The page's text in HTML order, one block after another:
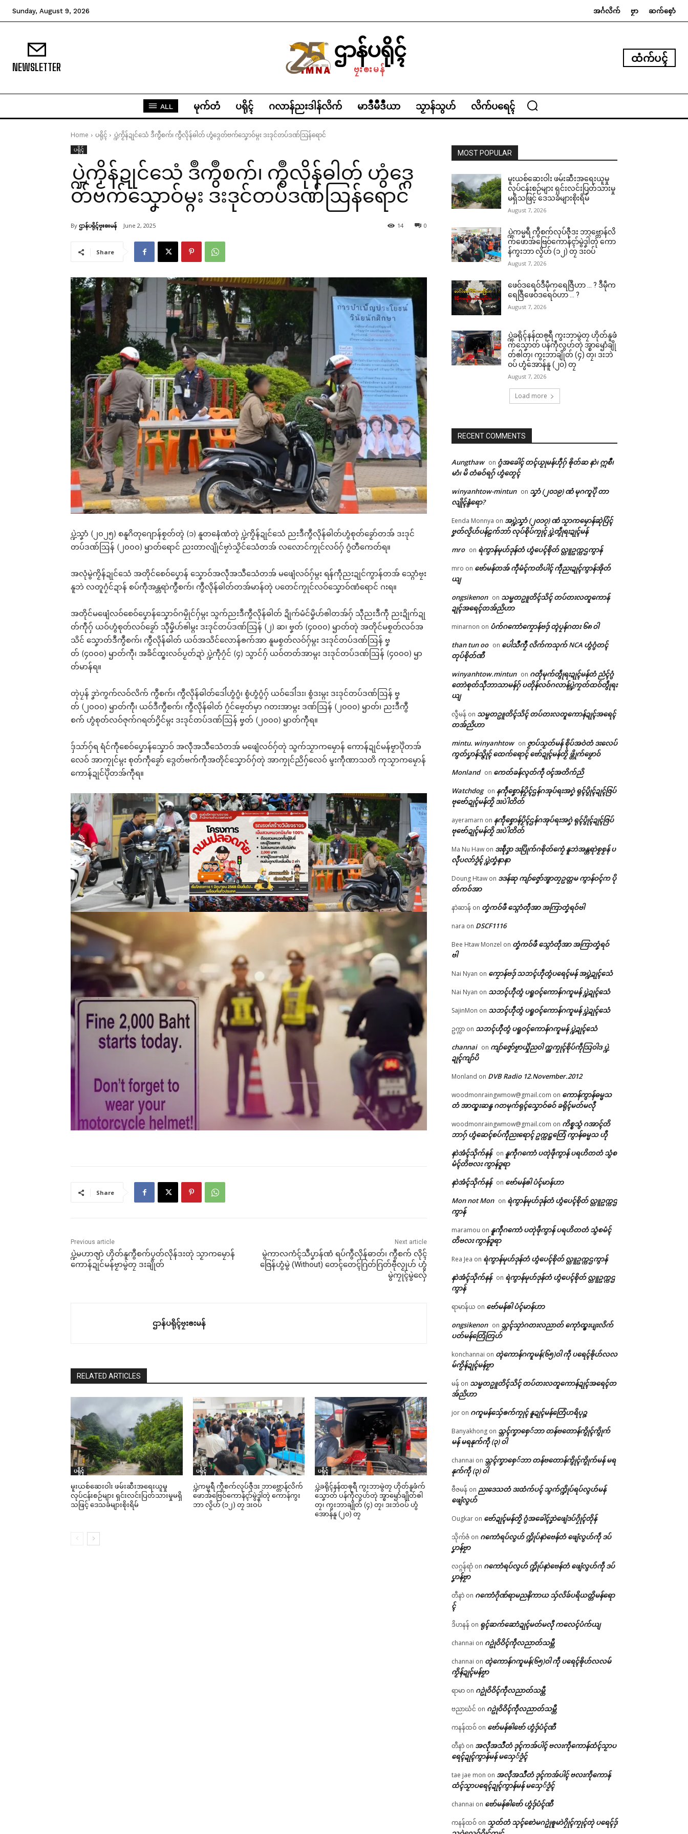
ဌာန်ပရိုၚ်ဗၠးၜးမန်
ပရိုၚ်လက္ကရဴအိုတ်
🏛 လညာတ်ပါ်ပဲါ
ညးဒါန်လိက်
ဗွဳဒဳယဵု
ကေတ်အဆက်
© ဌာန်ပရိုၚ်ဗၠးၜးမန်
Related
ဒပ်ဗၠာဲသၟိင်သေံ ပ္တိတ်လဝ်
စေဝ်ပၞောန်ဒဳကွဳစက်၊ ကွဳလို
န်ဓါတ် (၁၀) တင်နွံ
April 2, 2026
In "ပရိုၚ်"
အတိုင်သၞောတ်ရာန်ကၠေင်
ကမ္မယှေန်ပၞာန် ပတိတ်လ
ဝ်တၟိဏံမ္ဂး ကွဳစက်၊ ကွဳလိုန်
ဓာတ် လိုင်ဇြေန်ဟွံမွဲတအ်
သွက်ဂွံဒှ်ခက်ခုဲနွံ
March 27, 2026
In "ပရိုၚ်"
အစဳဇန် ထိင်ဒဝ်သုင်စောဲ
ကၠေင်စက်ဂှ် လလအ်ဒဵုအ
ခိင်လဵုဏီရော …
March 20, 2026
In "ပရိုၚ်"
Sunday, August 9, 2026 အၚ်္ဂလိက် ဗၟာ ဆက်စၠောံ
NEWSLETTER
ဌာန်ပရိုၚ်
ဗၠးၜးမန်
ထံက်ပၚ်
ALL မုက်တံ ပရိုၚ် ဂလာန်ညးဒါန်လိက် မာဒဳမဳဒဳယာ သၟာန်သွဟ် လိက်ပရေၚ်
Home ပရိုၚ် ပ္ဍဲကၟိန်ဍုင်သေံ ဒဳကွဳစက်၊ ကွဳလိုန်ဓါတ် ဟွံဒ္ဂေတ်ဗက်သၞောဝ်မ္ဂး ဒးဒုင်တပ်ဒဏ်ဩန်ရောင်
ပရိုၚ်
ပ္ဍဲကၟိန်ဍုင်သေံ ဒဳကွဳစက်၊ ကွဳလိုန်ဓါတ် ဟွံဒ္ဂေ
တ်ဗက်သၞောဝ်မ္ဂး ဒးဒုင်တပ်ဒဏ်ဩန်ရောင်
By ဌာန်ပရိုၚ်ဗၠးၜးမန် June 2, 2025 0
14
Share
ပ္ဍဲသၞာံ (၂၀၂၅) စနူဂိတုဂျောန်စၟတ်တ္ၚဲ (၁) နူတနေံဏံတုဲ ပ္ဍဲကၟိန်ဍုင်သေံ ညးဒဳကွဳလိုန်ဓါတ်ဟွံစုတ်ခၟော်တအ် ဒးဒုင်
တပ်ဒဏ်ဩန် (၂၀၀၀) ၝာတ်ရောင် ညးတာလျိုင်ဗၠာဲသၟိင်သေံတအ် လလောင်ကၠုင်လဝ်ဂှ် ဂွံတီကေတ်ရ။
အလုံမွဲကၟိန်ဍုင်သေံ အတိုင်စေဝ်ပၞောန် သၞောဝ်အလဵုအသဳသေံတအ် မဖျေံလဝ်ဂှ်မ္ဂး ရန်ကဵုညးဍုင်ကွာန်တအ် သ္ဂောံဗၠး
နူဘဲ လတူဂၠံင်ဍာန် စပ်ကဵုအန္တရာဲကွဳစက်၊ ကွဳလိုန်ဓါတ်တအ်မာန်တုဲ ပတေင်ကၠုင်လဝ်သၞောဝ်ဏံရောင် ဂးရ။
အတိုင်မဖျေံလဝ်စေဝ်ပၞောန်သၞောဝ်ဂမၠိုင်ဂှ်မ္ဂး သွက်ညးဒဳကွဳလိုန်ဓါတ် ဍိုက်မံင်မၞိဟ်ၜါတအ်ဂှ် သီုညးဒဳကီု ညးဍိုက်ဍု
တ်ကီုဂှ် ယဝ်ဟွံစုတ်လဝ်ခၟော် သီုမၞိဟ်ၜါမ္ဂး ဒးဒုင်တပ်ဒဏ်ဩန် (၂) ဆ၊ ဗၞတ် (၄၀၀၀) ၝာတ်တုဲ အတိုင်မစၟတ်လဝ်အ
သိင် သၞောတ်ဒဳကွဳစက်၊ ကွဳလိုန်ဓါတ် ယဝ်အသိင်လောန်ၜက်အာ နူမစၟတ်လဝ်ဂှ်မ္ဂး ဒးဒုင်တပ်ဒဏ်ဩန် ဗၞ
တ် (၄၀၀၀) ၝာတ်ကီု၊ အခိင်ထ္ၜးလဝ်ပၟတ်ဍာဲ ပ္ဍဲကဵုဂၠံင် (၄) သွာင်ဂှ် ယဝ်တတ်အာမ္ဂး ဒးဒုင်တပ်ဒဏ်ဩန် (၄၀၀၀) ၝာ
တ်မာန်ရ။
တုဲပၠန် ဒၞာဲကွက်လဝ်လိက် ကွဳစက်၊ ကွဳလိုန်ဓါတ်ဒေါံဟွံဂွံ၊ စွံဟွံဂွံဂှ် ယဝ်ဒေါံဒး၊ စွံဒးမ္ဂး ဒးဒုင်တပ်ဒဏ်ဩန် ဗၞ
တ် (၂၀၀၀) ၝာတ်ကီု၊ ယဝ်ဒဳကွဳစက်၊ ကွဳလိုန်ဓါတ် ဂၠံင်ဗၠေတ်မှာ ဂတးအာမ္ဂး ဒဏ်ဩန် (၂၀၀၀) ၝာတ်၊ ညးဒဳကွဳ
စက် ဟွံစုတ်လဝ်ဇုက်ဂရတ်ဂၞိင်မ္ဂး ဒးဒုင်တပ်ဒဏ်ဩန် ဗၞတ် (၂၀၀၀) ၝာတ်ကီုရ။
ဒှ်သာ်ဂှ်ရ ရံင်ကဵုစေဝ်ပၞောန်သၞောဝ် အလဵုအသဳသေံတအ် မဖျေံလဝ်ဂှ်တုဲ သွက်သၟာကမၠောန် ကောန်ဍုင်မန်ဗၟာပိုဲတအ်
လေဝ် အာကၠုင်မ္ဂး စုတ်ကဵုခၟော် ဒ္ဂေတ်ဗက်ကဵုအတိုင်သၞောဝ်ဂှ်တုဲ အာကၠုင်ညိဂှ်လေဝ် မ္ဒးကဵုဏာသတိ ကုသၟာကမၠောန်
ကောန်ဍုင်ပိုဲတအ်ကီုရ။
Share
Previous article
ပ္ဍဲမဟာၛာဲ ဟိုတ်နူကွဳစက်ပၟတ်လိုန်ဒးတုဲ သၟာကမၠောန်
ကောန်ဍုင်မန်ဗၟာမွဲတၠ ဒးချိုတ်
Next article
မွဲကာလကံၚ်သဳပၞာန်ဏံ ရပ်ကွဳလိုန်ဓာတ်၊ ကွဳစက် လိုၚ်
ဇြေန်ဟွံမွဲ (Without) တေၚ်တေၚ်ဂြတ်ဂြတ်ဗီုလၟုဟ် ဟွံ
မွဲကၠုၚ်မွဲလှ်ေ
ဌာန်ပရိုၚ်ဗၠးၜးမန်
RELATED ARTICLES
ပရိုၚ်
မူးယစ်ဆေးဝါး ဖမ်းဆီးအရေးယူမှု
လုပ်ငန်းစဉ်များ ရှင်းလင်းပြတ်သားမှုမရှိ
သဖြင့် ဒေသခံများစိုးရိမ်
ပရိုၚ်
ပ္ဍဲကမ္မရဳ ကွဳစက်လုပ်ဇီုဒး ဘာဗ္တောန်လိက်
ဖောအ်ဗြေဝ်ကောန်ၚာ်မွဲဒၞါဲတုဲ ကောန်ကွး
ဘာ လၟိဟ် (၁၂) တၠ ဒးဝပ်
ပရိုၚ်
ပ္ဍဲခရိုၚ်နန်ထၜုရဳ ကွးဘာမွဲတၠ ဟိုတ်နူဖံက်
သၞောတ် ပန်ကဵုလွဟ်တုဲ အ္စာၝောံချိုတ်ၜါ
တၠ၊ ကွးဘာချိုတ် (၄) တၠ၊ ဒးဘဲဝပ် ဟွံ
အောန်နူ (၂၀) တၠ
MOST POPULAR
မူးယစ်ဆေးဝါး ဖမ်းဆီးအရေးယူမှု
လုပ်ငန်းစဉ်များ ရှင်းလင်းပြတ်သားမှု
မရှိသဖြင့် ဒေသခံများစိုးရိမ်
August 7, 2026
ပ္ဍဲကမ္မရဳ ကွဳစက်လုပ်ဇီုဒး ဘာဗ္တောန်လိ
က်ဖောအ်ဗြေဝ်ကောန်ၚာ်မွဲဒၞါဲတုဲ ကော
န်ကွးဘာ လၟိဟ် (၁၂) တၠ ဒးဝပ်
August 7, 2026
ဖေဝ်ဒရေဝ်ဒဳမဵုကရေဇြဳဟာ … ? ဒဳမဵုက
ရေဇြဳဖေဝ်ဒရေဝ်ဟာ … ?
August 7, 2026
ပ္ဍဲခရိုၚ်နန်ထၜုရဳ ကွးဘာမွဲတၠ ဟိုတ်နူဖံ
က်သၞောတ် ပန်ကဵုလွဟ်တုဲ အ္စာၝောံချို
တ်ၜါတၠ၊ ကွးဘာချိုတ် (၄) တၠ၊ ဒးဘဲ
ဝပ် ဟွံအောန်နူ (၂၀) တၠ
August 7, 2026
Load more
RECENT COMMENTS
Aungthaw on ဂွံအခေါၚ် တၚ်ယၟုမန်ဟီုဂှ် ၜိုတ်ဆ နာဲ၊ ဣစဳ၊
မာံ၊ မိ တံဓဝ်ရဂှ် ဟွံတၟေၚ်
winyanhtow-mintun on သၞာံ (၂၀၁၉) ဏံ မုဂကူပိုဲ တာ
လျိုၚ်နွံရော?
Eenda Monnya on အပ္ဍဲသၞာံ (၂၀၁၇) ဏံ သၟာကမၠောန်ဆုဲပြံၚ်
ဗၞတ်လၟိဟ်ပန်ဠက်ဘာ် လုပ်စိုပ်ကၠုၚ် ပ္ဍဲတွဵုရးဍုၚ်မန်
mro on ရဲကွာန်မုဟ်ဒုန်တံ ဟွံပေၚ်စိုတ် လ္တူဥက္ကဌကွာန်
mro on ဗော်မန်တအ် ကဵုမံၚ်ကတိပါၚ် ကဵုညးဍုၚ်ကွာန်အိုတ်
ယျ
ongsikenon on သမ္မတဥူတိၚ်သိၚ် တပ်တးလတူကောန်
ဍုၚ်အရေၚ်တအ်ညိဟာ
minarnon on ပံက်ဂကောံကၠောန်ဗဒှ် တ္ၚဲပၠန်ဂတး ၆၈ ဝါ
than tun oo on ပေါဲသဳကၠဳ လိက်ကသုက် NCA ဟွံဂွံတၚ်
တုပ်စိုတ်ဏီ
winyanhtow.mintun on ဂတဵုမုက်တွဵုရးဍုၚ်မန်တံ ညံၚ်ဂွံ
တောဲစုတ်သီုဘာသာမန်ဂှ် ပတိုန်လဝ်ဂလာန်ပ္ဍဲကၠတ်ထဝ်တွဵုရး
ယျ
လွီမန် on သမ္မတဥူတိၚ်သိၚ် တပ်တးလတူကောန်ဍုၚ်အရေၚ်
တအ်ညိဟာ
mintu. winyanhtow on ဇၟာပ်သၟတ်မန် စိုပ်အဝဲတံ ဒးလေပ်
ကွတ်ပၞာန်သ္ဇိုၚ် ထေက်ရောၚ် ဗော်ဍုၚ်မန်တၟိ ဖ္တိုက်ဖၟောဝ်
Monland on ကေတ်ခန်လ္ၚတ်ကဵု ၀ၚ်အတိက်ညိ
Watchdog on နကဵုစၞောန်ပၟိၚ်ဌန်ဂအုပ်ရးအဂၞဲ ရုၚ်ပွိုၚ်ဍုၚ်ဇြပ်
ဗုဗော်ဍုၚ်မန်တၟိ ဒးပဲါတိတ်
ayeramarn on နကဵုစၞောန်ပၟိၚ်ဌန်ဂအုပ်ရးအဂၞဲ ရုၚ်ပွိုၚ်ဍုၚ်ဇြပ်
ဗုဗော်ဍုၚ်မန်တၟိ ဒးပဲါတိတ်
Ma Nu Haw on ဒးစဵုဒၞာ ဒးပြိုက်ဂစိုတ်ကၠေံ နူဘဲအန္တရာဲစၟစၟန် ပ
လီုပလာ်ဒၟံၚ် ပ္ဍဲတၞံနာနာ
Doung Htaw on ဒဒန်ဆု ကျာ်ဇၞော်အ္စာတၠဥတ္တမ ကွာန်ဝၚ်က ပို
တ်ကဝ်အာ
နာဲဆာန် on တၞံကဝ်ဖီ သ္ဂောံတဵုအာ အကြာတၞံရဝ်ဗါ
nara on DSCF1116
Bee Htaw Monzel on တၞံကဝ်ဖီ သ္ဂောံတဵုအာ အကြာတၞံရဝ်
ဗါ
Nai Nyan on ကၠောန်ဗဒှ် သဘၚ်ဟီုတွံပရေၚ်မန် အပ္ဍဲဍုၚ်သေံ
Nai Nyan on သဘၚ်ဟီုတွံ ပရူဝၚ်ကောန်ဂကူမန် ပ္ဍဲဍုၚ်သေံ
SajinMon on သဘၚ်ဟီုတွံ ပရူဝၚ်ကောန်ဂကူမန် ပ္ဍဲဍုၚ်သေံ
ဥက္ကာ on သဘၚ်ဟီုတွံ ပရူဝၚ်ကောန်ဂကူမန် ပ္ဍဲဍုၚ်သေံ
channai on ကျာ်ဇၞော်ဗၟာယှိုဲညဝါ က္ညကၠုၚ်စိုပ်ကဵုသြဝါဒ ပ္ဍဲ
ဍုၚ်ကျာ်ပိ
Monland on DVB Radio 12.November.2012
woodmonraingwmow@gmail.com on ကောန်ကွာန်ဓမ္မသ
တံ အာထ္ၜးဆန္ဒ ဂတမုက်ရုၚ်သၞောဝ်ဓဝ် ခရိုၚ်မတ်မလီု
woodmonraingwmow@gmail.com on ကိစ္စသွံ ဂအာၚ်တိ
ဘာဂှ် ဟွံဆေၚ်စပ်ကဵုညးရောၚ် ဥက္ကဋ္ဌတြေံ ကွာန်ဓမ္မသ ဟီု
နာဲအံၚ်သိုက်နန် on နူကဵုဂကောံ ပတုဲဖဵုကွာန် ပရဟိတတံ သွံစ
မံၚ်တိဗလး ကွာန်ဒူရာ
နာဲအံၚ်သိုက်နန် on ဗော်မန်ၜါ ပံၚ်မာန်ဟာ
Mon not Mon on ရဲကွာန်မုဟ်ဒုန်တံ ဟွံပေၚ်စိုတ် လ္တူဥက္ကဌ
ကွာန်
maramou on နူကဵုဂကောံ ပတုဲဖဵုကွာန် ပရဟိတတံ သွံစမံၚ်
တိဗလး ကွာန်ဒူရာ
Rea Jea on ရဲကွာန်မုဟ်ဒုန်တံ ဟွံပေၚ်စိုတ် လ္တူဥက္ကဌကွာန်
နာဲအံၚ်သိုက်နန် on ရဲကွာန်မုဟ်ဒုန်တံ ဟွံပေၚ်စိုတ် လ္တူဥက္ကဌ
ကွာန်
ရာမာန်ယ on ဗော်မန်ၜါ ပံၚ်မာန်ဟာ
ongsikenon on သ္ဘၚ်သၠာဲဂတးလညာတ် ကေုာံထ္ၜးပျးလိက်
ပတ်မန်တြေံတြဟ်
konchannai on တ္ၚဲကောန်ဂကူမန်(၆၅)ဝါ ကဵု ပရေၚ်ၜိုဟ်လလ
မ်ကၟိန်ဍုၚ်မန်ဗၟာ
မန် on သမ္မတဥူတိၚ်သိၚ် တပ်တးလတူကောန်ဍုၚ်အရေၚ်တ
အ်ညိဟာ
jor on ဂကူမန်​သှ်ေၜက်ကၠုၚ် နူဍုၚ်မန်တြေံဟရိပုဉ္ဇ
Banyakhong on သ္ဘၚ်ကၞာစှေ်ဘာ တန်ဗတောန်ကွိုၚ်ကွိုက်
မန် မရနုက်ကဵု (၃) ဝါ
channai on သ္ဘၚ်ကၞာစှေ်ဘာ တန်ဗတောန်ကွိုၚ်ကွိုက်မန် မရ
နုက်ကဵု (၃) ဝါ
ဗီဇမန် on ညးဒေသတံ ဒးထံက်ပၚ် သွက်က္ဍိုပ်ရပ်လွဟ်မန်
ဖျေံလွဟ်
Ougkar on ဗော်ဍုၚ်မန်တၟိ ဂွံအခေါၚ်ဒၞာဲဖျေံဒပ်ဂၠိုၚ်တိုန်
သိုက်ဇံ on ဂကောံရပ်လွဟ် က္ဍိုပ်နာဲဗေန်တံ ဖျေံလွဟ်ကဵု ဒပ်
ပၞာန်ဗၟာ
လဂ္ဂန်ရာံ on ဂကောံရပ်လွဟ် က္ဍိုပ်နာဲဗေန်တံ ဖျေံလွဟ်ကဵု ဒပ်
ပၞာန်ဗၟာ
တီနာဲ on ဂကောံဂိုဏ်ရာမညနိကာယ သှ်လိခ်ပရိယတ္တိမန်ရော
ၚ်
ဒိဟနန် on ရုၚ်ဆက်ဆောံဍုၚ်မတ်မလီု ကလေၚ်ပံက်ယျ
channai on ဂဥုဲဝိဝိၚ်ကဵုလညာတ်သမ္တီ
channai on တ္ၚဲကောန်ဂကူမန်(၆၅)ဝါ ကဵု ပရေၚ်ၜိုဟ်လလမ်
ကၟိန်ဍုၚ်မန်ဗၟာ
ရာမာ on ဂဥုဲဝိဝိၚ်ကဵုလညာတ်သမ္တီ
ဗညာဃံင် on ဂဥုဲဝိဝိၚ်ကဵုလညာတ်သမ္တီ
ကနန်ထဝ် on ဗော်မန်ၜါဗော် ဟွံဒှ်ပံၚ်ဏီ
တီနာဲ on အလဵုအသဳတံ ဒုၚ်ကအ်ပါၚ် ဗလးကဵုကောန်ထံၚ်သၟာပ
ရေၚ်ဍုၚ်ကွာန်မန် မသှေ်ဒၟံၚ်
tae jae mon on အလဵုအသဳတံ ဒုၚ်ကအ်ပါၚ် ဗလးကဵုကောန်
ထံၚ်သၟာပရေၚ်ဍုၚ်ကွာန်မန် မသှေ်ဒၟံၚ်
channai on ဗော်မန်ၜါဗော် ဟွံဒှ်ပံၚ်ဏီ
ကနန်ထဝ် on သၟတ်တံ သုၚ်စောဲမဂဥုဲၜူမာဲဂၠိုၚ်ကၠုၚ်တုဲ ပရေၚ်ဒှ်